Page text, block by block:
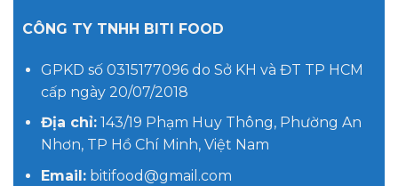
CÔNG TY TNHH BITI FOOD
GPKD số 0315177096 do Sở KH và ĐT TP HCM
cấp ngày 20/07/2018
Địa chỉ:143/19 Phạm Huy Thông, Phường An
Nhơn, TP Hồ Chí Minh, Việt Nam
Email:bitifood@gmail.com